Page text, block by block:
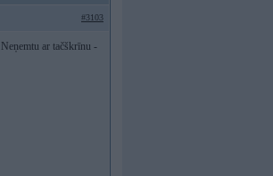
#3103
ar tačškrīnu -